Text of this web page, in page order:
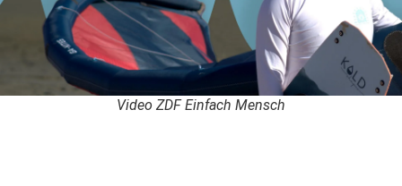
Video ZDF Einfach Mensch